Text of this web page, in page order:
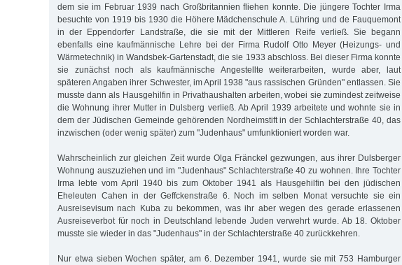
dem sie im Februar 1939 nach Großbritannien fliehen konnte. Die jüngere Tochter Irma
besuchte von 1919 bis 1930 die Höhere Mädchenschule A. Lühring und de Fauquemont
in der Eppendorfer Landstraße, die sie mit der Mittleren Reife verließ. Sie begann
ebenfalls eine kaufmännische Lehre bei der Firma Rudolf Otto Meyer (Heizungs- und
Wärmetechnik) in Wandsbek-Gartenstadt, die sie 1933 abschloss. Bei dieser Firma konnte
sie zunächst noch als kaufmännische Angestellte weiterarbeiten, wurde aber, laut
späteren Angaben ihrer Schwester, im April 1938 "aus rassischen Gründen" entlassen. Sie
musste dann als Hausgehilfin in Privathaushalten arbeiten, wobei sie zumindest zeitweise
die Wohnung ihrer Mutter in Dulsberg verließ. Ab April 1939 arbeitete und wohnte sie in
dem der Jüdischen Gemeinde gehörenden Nordheimstift in der Schlachterstraße 40, das
inzwischen (oder wenig später) zum "Judenhaus" umfunktioniert worden war.
Wahrscheinlich zur gleichen Zeit wurde Olga Fränckel gezwungen, aus ihrer Dulsberger
Wohnung auszuziehen und im "Judenhaus" Schlachterstraße 40 zu wohnen. Ihre Tochter
Irma lebte vom April 1940 bis zum Oktober 1941 als Hausgehilfin bei den jüdischen
Eheleuten Cahen in der Geffckenstraße 6. Noch im selben Monat versuchte sie ein
Ausreisevisum nach Kuba zu bekommen, was ihr aber wegen des gerade erlassenen
Ausreiseverbot für noch in Deutschland lebende Juden verwehrt wurde. Ab 18. Oktober
musste sie wieder in das "Judenhaus" in der Schlachterstraße 40 zurückkehren.
Nur etwa sieben Wochen später, am 6. Dezember 1941, wurde sie mit 753 Hamburger